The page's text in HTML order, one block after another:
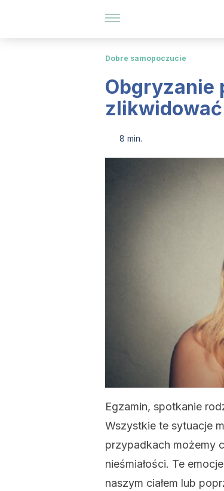
Dobre samopoczucie
Obgryzanie
8 min.
Egzamin, spotkanie
Wszystkie te sytuacje
przypadkach możemy
nieśmiałości. Te
naszym ciałem lub